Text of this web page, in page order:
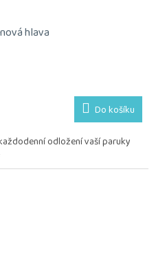
hlava
Do košíku
odložení vaší paruky